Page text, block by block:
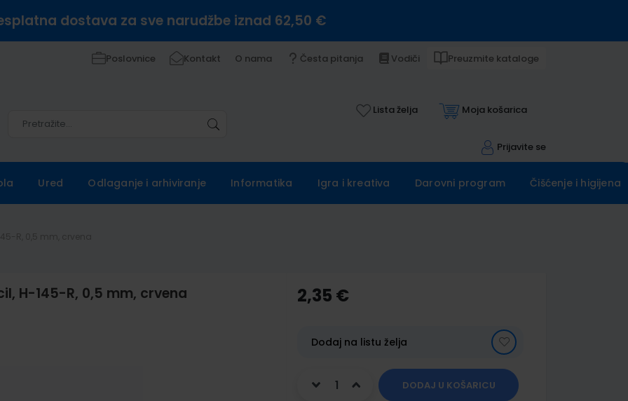
dostava za sve narudžbe iznad 62,50 €
Poslovnice Kontakt O nama Česta pitanja Vodiči Preuzmite kataloge
Lista želja Moja košarica
Prijavite se
Ured Odlaganje i arhiviranje Informatika Igra i kreativa Darovni program Čišćenje i higijena
H-145-R, 0,5 mm, crvena 2,35 €
Dodaj na listu želja
DODAJ U KOŠARICU